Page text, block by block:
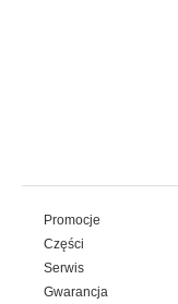
Promocje
Części
Serwis
Gwarancja